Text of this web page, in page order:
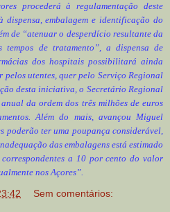
procederá à regulamentação deste
dispensa, embalagem e identificação do
de “atenuar o desperdício resultante da
tempos de tratamento”, a dispensa de
dos hospitais possibilitará ainda
pelos utentes, quer pelo Serviço Regional
desta iniciativa, o Secretário Regional
da ordem dos três milhões de euros
Além do mais, avançou Miguel
poderão ter uma poupança considerável,
das embalagens está estimado
a 10 por cento do valor
nos Açores”.
Sem comentários: